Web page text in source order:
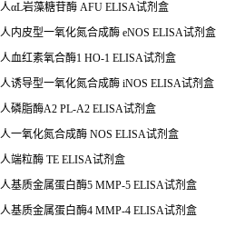
人αL岩藻糖苷酶 AFU ELISA试剂盒
人内皮型一氧化氮合成酶 eNOS ELISA试剂盒
人血红素氧合酶1 HO-1 ELISA试剂盒
人诱导型一氧化氮合成酶 iNOS ELISA试剂盒
人磷脂酶A2 PL-A2 ELISA试剂盒
人一氧化氮合成酶 NOS ELISA试剂盒
人端粒酶 TE ELISA试剂盒
人基质金属蛋白酶5 MMP-5 ELISA试剂盒
人基质金属蛋白酶4 MMP-4 ELISA试剂盒